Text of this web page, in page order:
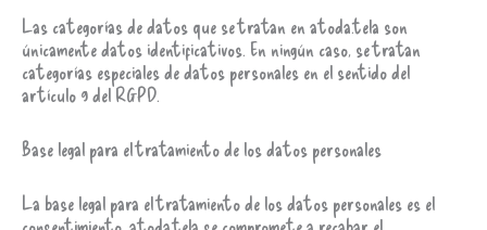
Las categorías de datos que se tratan en atoda.tela son
únicamente datos identificativos. En ningún caso, se tratan
categorías especiales de datos personales en el sentido del
artículo 9 del RGPD.
Base legal para el tratamiento de los datos personales
La base legal para el tratamiento de los datos personales es el